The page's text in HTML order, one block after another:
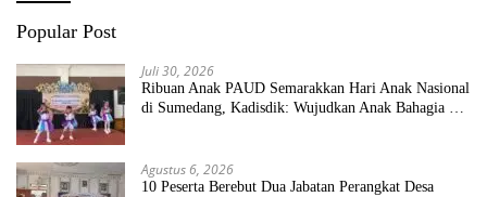
Popular Post
Juli 30, 2026
Ribuan Anak PAUD Semarakkan Hari Anak Nasional
di Sumedang, Kadisdik: Wujudkan Anak Bahagia dan
Agustus 6, 2026
10 Peserta Berebut Dua Jabatan Perangkat Desa